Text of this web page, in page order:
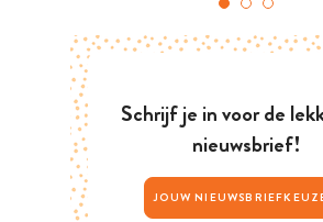
Schrijf je in voor de
nieuwsbrief!